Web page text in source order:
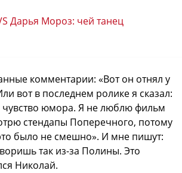
Дарья Мороз: чей танец
комментарии: «Вот он отнял у
вот в последнем ролике я сказал:
чувство юмора. Я не люблю фильм
стендапы Поперечного, потому
было не смешно». И мне пишут:
так из-за Полины. Это
Николай.